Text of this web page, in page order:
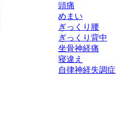
頭痛
めまい
ぎっくり腰
ぎっくり背中
坐骨神経痛
寝違え
自律神経失調症